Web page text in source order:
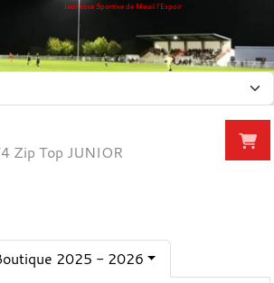
Jeunesse Sportive de Nieuil l'Espoir
Zip Top JUNIOR
2025 - 2026
des cookies